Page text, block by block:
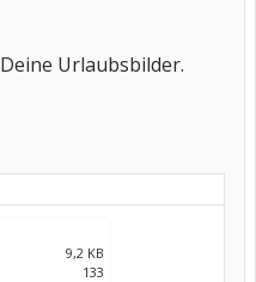
Urlaubsbilder.
9,2 KB
133